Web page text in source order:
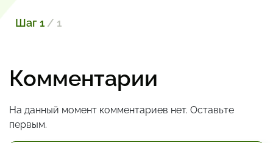
Шаг 1 / 1
Комментарии
На данный момент комментариев нет. Оставьте
первым.